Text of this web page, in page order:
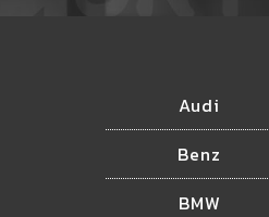
Audi
Benz
BMW